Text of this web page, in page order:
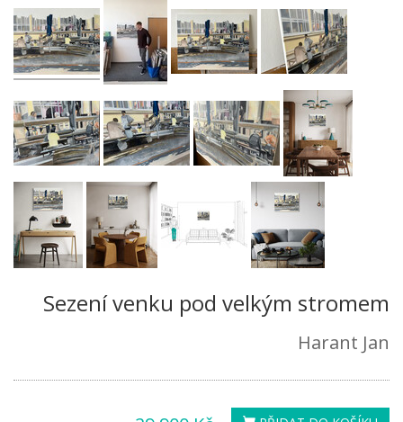
Sezení venku pod velkým stromem
Harant Jan